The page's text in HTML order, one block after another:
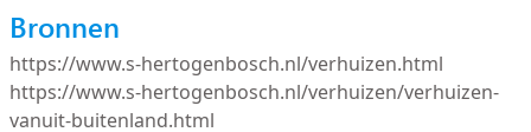
Bronnen
https://www.s-hertogenbosch.nl/verhuizen.html
https://www.s-hertogenbosch.nl/verhuizen/verhuizen-
vanuit-buitenland.html